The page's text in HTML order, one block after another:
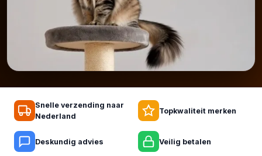
Snelle verzending naar
Nederland
Topkwaliteit merken
Deskundig advies Veilig betalen